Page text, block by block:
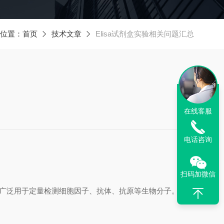
置： 首页 技术文章 Elisa试剂盒实验相关问题汇总
泛用于定量检测细胞因子、抗体、抗原等生物分子。其核
在线客服
电话咨询
扫码加微信